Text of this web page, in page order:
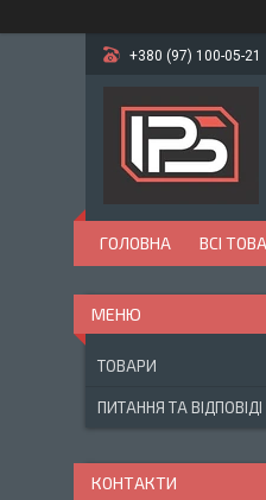
+380 (97) 100-05-21
ГОЛОВНА ВСІ
ТОВАРИ
ПИТАННЯ ТА ВІДПОВІДІ
КОНТАКТИ